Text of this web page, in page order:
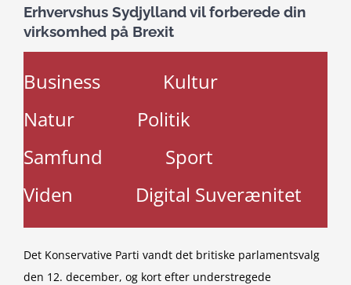
Erhvervshus Sydjylland vil forberede din
virksomhed på Brexit
Business
Kultur
Natur
Politik
Samfund
Sport
Viden
Digital Suverænitet
Det Konservative Parti vandt det britiske parlamentsvalg
den 12. december, og kort efter understregede